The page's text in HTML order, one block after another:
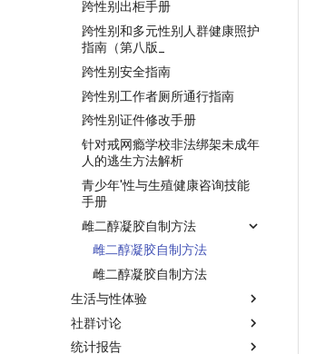
跨性别出柜手册
跨性别和多元性别人群健康照护
指南（第八版_
跨性别安全指南
跨性别工作者厕所通行指南
跨性别证件修改手册
针对戒网瘾学校非法绑架未成年
人的逃生方法解析
青少年'性与生殖健康咨询技能
手册
雌二醇凝胶自制方法
雌二醇凝胶自制方法
雌二醇凝胶自制方法
生活与性体验
社群讨论
统计报告